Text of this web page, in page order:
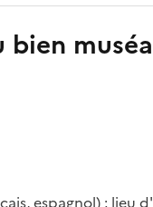
espagnol) ; lieu